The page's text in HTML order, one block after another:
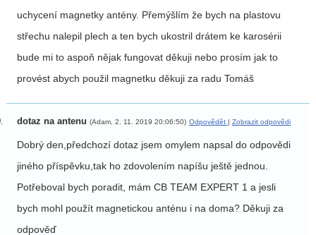
uchycení magnetky antény. Přemýšlím že bych na plastovu
střechu nalepil plech a ten bych ukostril drátem ke karosérii
bude mi to aspoň nějak fungovat děkuji nebo prosím jak to
provést abych použil magnetku děkuji za radu Tomáš
dotaz na antenu (Adam, 2. 11. 2019 20:06:50) Odpovědět | Zobrazit odpovědi
Dobrý den,předchozí dotaz jsem omylem napsal do odpovědi
jiného příspěvku,tak ho zdovolením napíšu ještě jednou.
Potřeboval bych poradit, mám CB TEAM EXPERT 1 a jesli
bych mohl použít magnetickou anténu i na doma? Děkuji za
odpověď